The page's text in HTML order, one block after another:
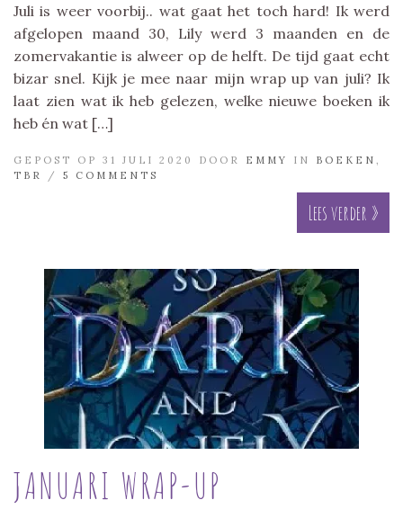
Juli is weer voorbij.. wat gaat het toch hard! Ik werd
afgelopen maand 30, Lily werd 3 maanden en de
zomervakantie is alweer op de helft. De tijd gaat echt
bizar snel. Kijk je mee naar mijn wrap up van juli? Ik
laat zien wat ik heb gelezen, welke nieuwe boeken ik
heb én wat […]
GEPOST OP 31 JULI 2020 DOOR EMMY IN BOEKEN
TBR
/ 5 COMMENTS
Lees verder »
JANUARI WRAP-UP